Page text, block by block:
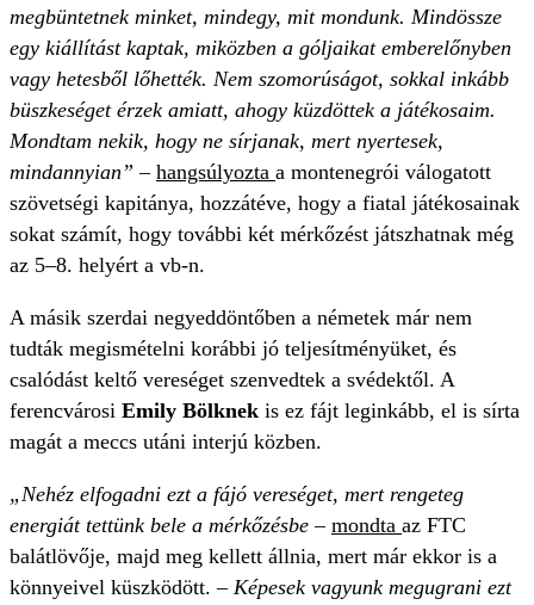
megbüntetnek minket, mindegy, mit mondunk. Mindössze
egy kiállítást kaptak, miközben a góljaikat emberelőnyben
vagy hetesből lőhették. Nem szomorúságot, sokkal inkább
büszkeséget érzek amiatt, ahogy küzdöttek a játékosaim.
Mondtam nekik, hogy ne sírjanak, mert nyertesek,
mindannyian”– hangsúlyozta a montenegrói válogatott
szövetségi kapitánya, hozzátéve, hogy a fiatal játékosainak
sokat számít, hogy további két mérkőzést játszhatnak még
az 5–8. helyért a vb-n.
A másik szerdai negyeddöntőben a németek már nem
tudták megismételni korábbi jó teljesítményüket, és
csalódást keltő vereséget szenvedtek a svédektől. A
ferencvárosi Emily Bölknek is ez fájt leginkább, el is sírta
magát a meccs utáni interjú közben.
„Nehéz elfogadni ezt a fájó vereséget, mert rengeteg
energiát tettünk bele a mérkőzésbe– mondta az FTC
balátlövője, majd meg kellett állnia, mert már ekkor is a
könnyeivel küszködött. – Képesek vagyunk megugrani ezt